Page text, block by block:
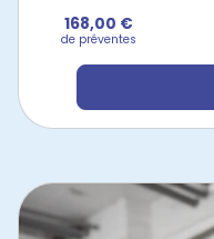
168,00 €
de préventes